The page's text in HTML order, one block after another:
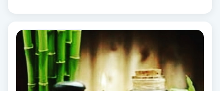
Hatha Yoga
Headspa
Healing